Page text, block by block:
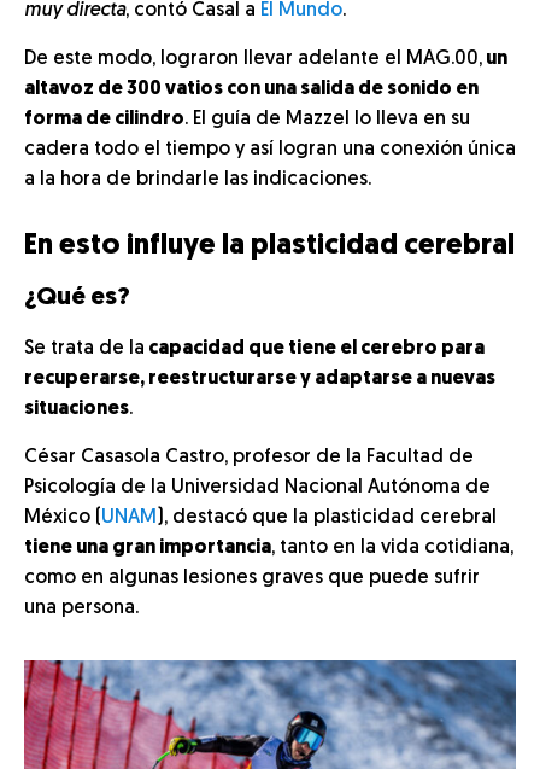
muy directa, contó Casal a El Mundo.
De este modo, lograron llevar adelante el MAG.00, un
altavoz de 300 vatios con una salida de sonido en
forma de cilindro. El guía de Mazzel lo lleva en su
cadera todo el tiempo y así logran una conexión única
a la hora de brindarle las indicaciones.
En esto influye la plasticidad cerebral
¿Qué es?
Se trata de la capacidad que tiene el cerebro para
recuperarse, reestructurarse y adaptarse a nuevas
situaciones.
César Casasola Castro, profesor de la Facultad de
Psicología de la Universidad Nacional Autónoma de
México (UNAM ), destacó que la plasticidad cerebral
tiene una gran importancia, tanto en la vida cotidiana,
como en algunas lesiones graves que puede sufrir
una persona.